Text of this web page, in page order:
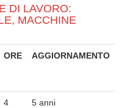
DI LAVORO:
MACCHINE
ORE AGGIORNAMENTO
4 5 anni